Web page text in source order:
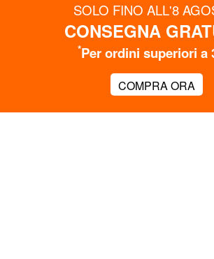
OTTIENI SUBITO FINO AL 15% DI
Iscriviti alla Newsletter
Customer care
I nostri negozi a Milano
SOLO FINO ALL'8
CONSEGNA
*Per ordini superiori a
COMPRA ORA